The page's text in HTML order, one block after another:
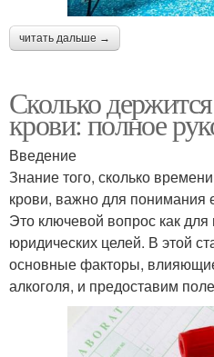
читать дальше →
Сколько
крови: полное
Введение
Знание того, сколько
крови, важно для понимания
Это ключевой вопрос как для
юридических целей. В этой
основные факторы,
алкоголя, и предоставим